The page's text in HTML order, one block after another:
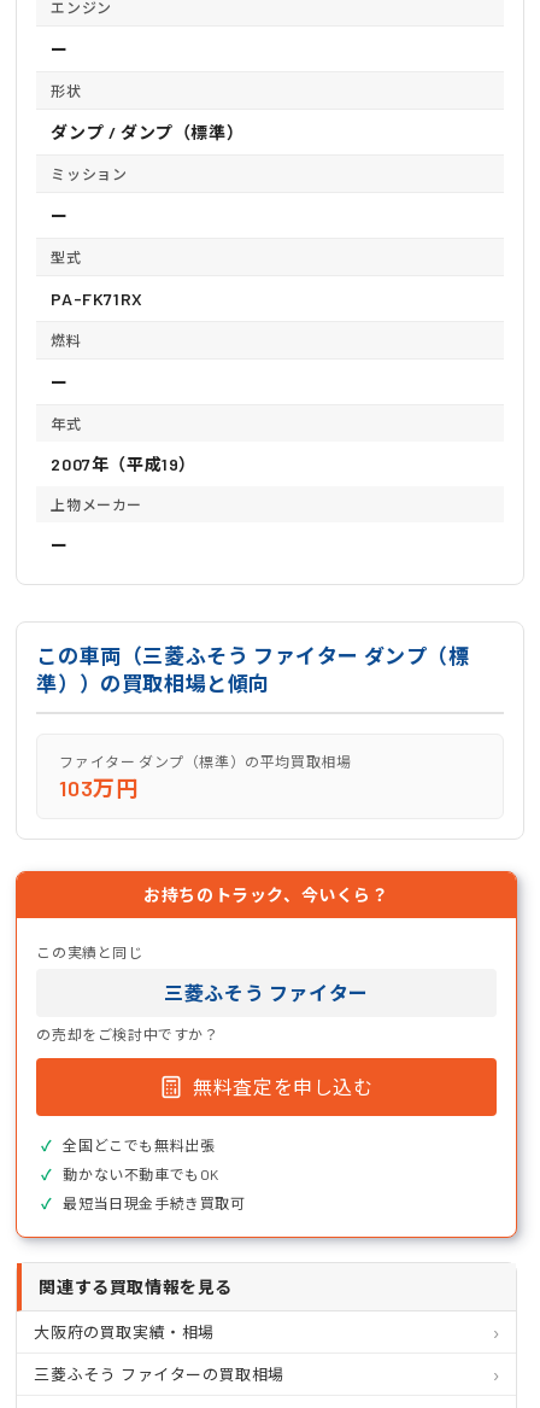
エンジン
ー
形状
ダンプ / ダンプ（標準）
ミッション
ー
型式
PA-FK71RX
燃料
ー
年式
2007年（平成19）
上物メーカー
ー
この車両（三菱ふそう ファイター ダンプ（標
準））の買取相場と傾向
ファイター ダンプ（標準）の平均買取相場
103万円
お持ちのトラック、今いくら？
この実績と同じ
三菱ふそう ファイター
の売却をご検討中ですか？
無料査定を申し込む
全国どこでも無料出張
動かない不動車でもOK
最短当日現金手続き買取可
関連する買取情報を見る
大阪府の買取実績・相場
三菱ふそう ファイターの買取相場